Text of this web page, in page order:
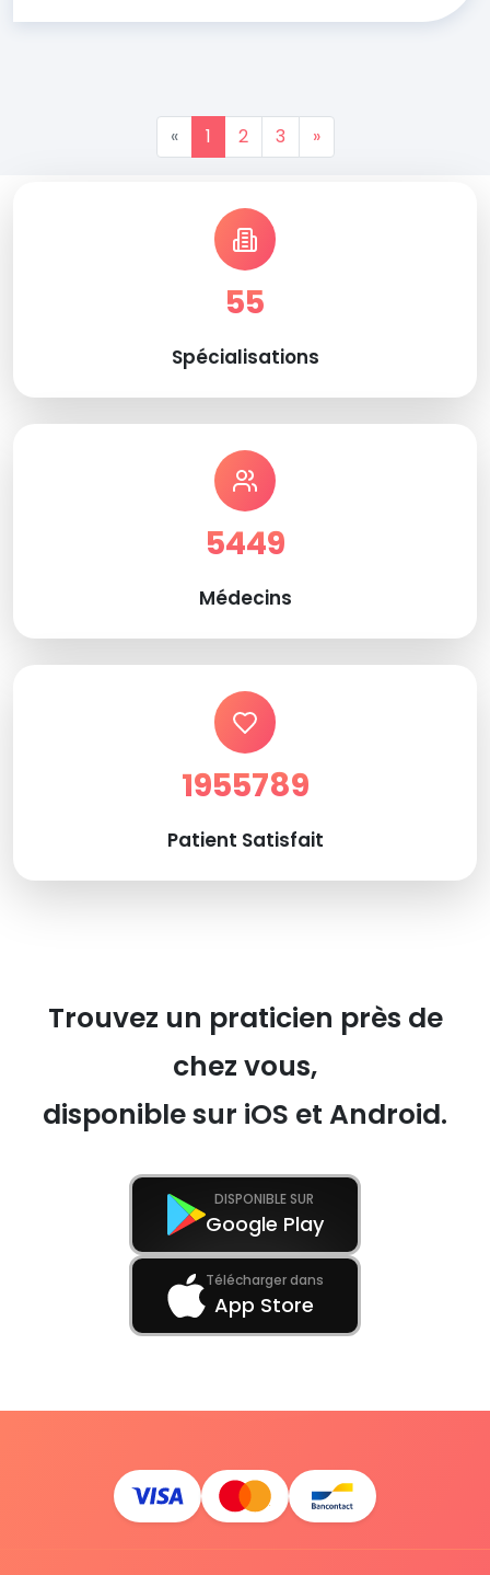
« 1 2 3 »
55
Spécialisations
5449
Médecins
1955789
Patient Satisfait
Trouvez un praticien près de
chez vous,
disponible sur iOS et Android.
DISPONIBLE SUR
Google Play
Télécharger dans
App Store